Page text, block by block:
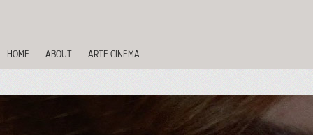
HOME ABOUT ARTE CINEMA